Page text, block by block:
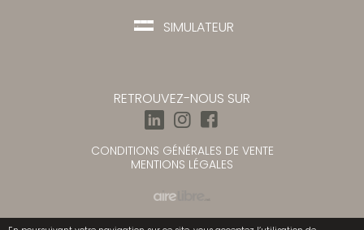
SIMULATEUR
RETROUVEZ-NOUS SUR
CONDITIONS GÉNÉRALES DE VENTE
MENTIONS LÉGALES